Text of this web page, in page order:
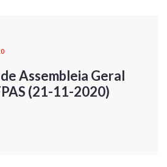
Assembleia Geral
(21-11-2020)